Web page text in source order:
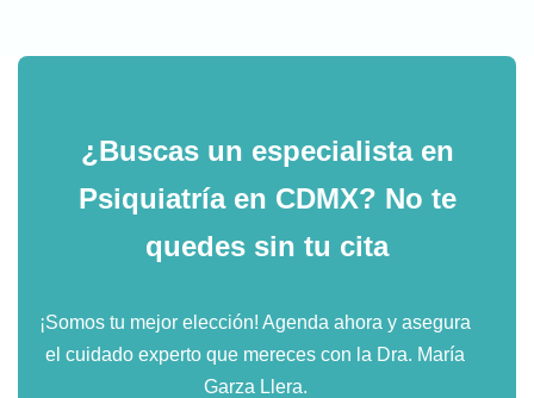
¿Buscas un especialista en
Psiquiatría en CDMX? No te
quedes sin tu cita
¡Somos tu mejor elección! Agenda ahora y asegura
el cuidado experto que mereces con la Dra. María
Garza Llera.